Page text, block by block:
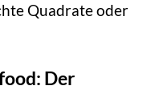
Quadrate oder
Der